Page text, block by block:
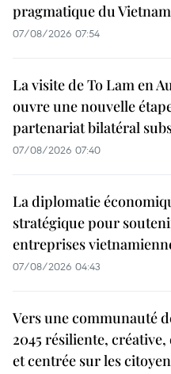
pragmatique du Vietnam
07/08/2026 07:54
La visite de To Lam en
ouvre une nouvelle
partenariat bilatéral
07/08/2026 07:40
La diplomatie
stratégique pour
entreprises
07/08/2026 04:43
Vers une communauté
2045 résiliente,
et centrée sur les